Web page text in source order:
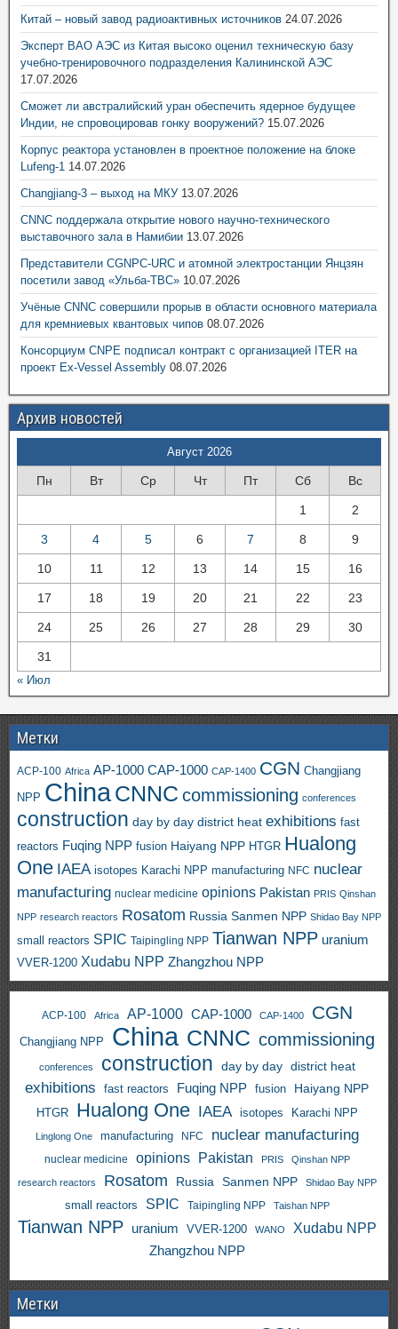
Китай – новый завод радиоактивных источников 24.07.2026
Эксперт ВАО АЭС из Китая высоко оценил техническую базу
учебно-тренировочного подразделения Калининской АЭС
17.07.2026
Сможет ли австралийский уран обеспечить ядерное будущее
Индии, не спровоцировав гонку вооружений? 15.07.2026
Корпус реактора установлен в проектное положение на блоке
Lufeng-1 14.07.2026
Changjiang-3 – выход на МКУ 13.07.2026
CNNC поддержала открытие нового научно-технического
выставочного зала в Намибии 13.07.2026
Представители CGNPC-URC и атомной электростанции Янцзян
посетили завод «Ульба-ТВС» 10.07.2026
Учёные CNNC совершили прорыв в области основного материала
для кремниевых квантовых чипов 08.07.2026
Консорциум CNPE подписал контракт с организацией ITER на
проект Ex-Vessel Assembly 08.07.2026
Архив новостей
Август 2026
Пн Вт Ср Чт Пт Сб Вс
1 2
3 4 5 6 7 8 9
10 11 12 13 14 15 16
17 18 19 20 21 22 23
24 25 26 27 28 29 30
31
« Июл
Метки
ACP-100 Africa AP-1000 CAP-1000 CAP-1400 CGN Changjiang
NPP ChinaCNNC commissioning conferences
construction day by day district heat exhibitions fast
reactors Fuqing NPP fusion Haiyang NPP HTGR Hualong
One IAEA isotopes Karachi NPP manufacturing NFC nuclear
manufacturing nuclear medicine opinions Pakistan PRIS Qinshan
NPP research reactors Rosatom Russia Sanmen NPP Shidao Bay NPP
small reactors SPIC Taipingling NPP Tianwan NPP uranium
VVER-1200 Xudabu NPP Zhangzhou NPP
ACP-100 Africa AP-1000 CAP-1000 CAP-1400 CGN
Changjiang NPP China CNNC commissioning
conferences construction day by day district heat
exhibitions fast reactors Fuqing NPP fusion Haiyang NPP
HTGR Hualong One IAEA isotopes Karachi NPP
Linglong One manufacturing NFC nuclear manufacturing
nuclear medicine opinions Pakistan PRIS Qinshan NPP
research reactors Rosatom Russia Sanmen NPP Shidao Bay NPP
small reactors SPIC Taipingling NPP Taishan NPP
Tianwan NPP uranium VVER-1200 WANO
Xudabu NPP
Zhangzhou NPP
Метки